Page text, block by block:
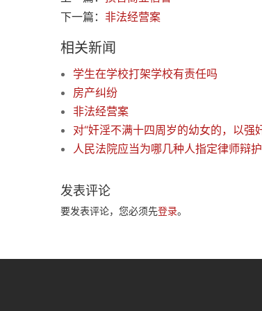
下一篇： 非法经营案
相关新闻
学生在学校打架学校有责任吗
房产纠纷
非法经营案
人民法院应当为哪几种人指定律师辩护
发表评论
要发表评论，您必须先登录。